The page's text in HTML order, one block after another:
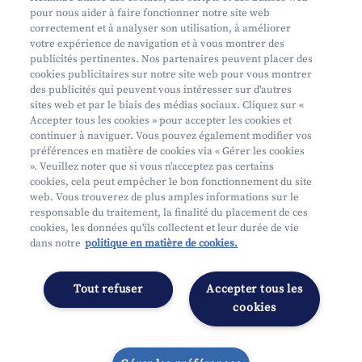
Aide et contact
Prendre rendez-vous
Où nous trouver
Mifid
Privacy
Juridische info
Segmentatie
Gérer les préférences
pour nous aider à faire fonctionner notre site web
correctement et à analyser son utilisation, à améliorer
votre expérience de navigation et à vous montrer des
publicités pertinentes. Nos partenaires peuvent placer des
cookies publicitaires sur notre site web pour vous montrer
des publicités qui peuvent vous intéresser sur d'autres
sites web et par le biais des médias sociaux. Cliquez sur «
Accepter tous les cookies » pour accepter les cookies et
continuer à naviguer. Vous pouvez également modifier vos
préférences en matière de cookies via « Gérer les cookies
». Veuillez noter que si vous n'acceptez pas certains
cookies, cela peut empêcher le bon fonctionnement du site
web. Vous trouverez de plus amples informations sur le
responsable du traitement, la finalité du placement de ces
cookies, les données qu'ils collectent et leur durée de vie
dans notre politique en matière de cookies.
Accepter tous les
cookies
Tout refuser